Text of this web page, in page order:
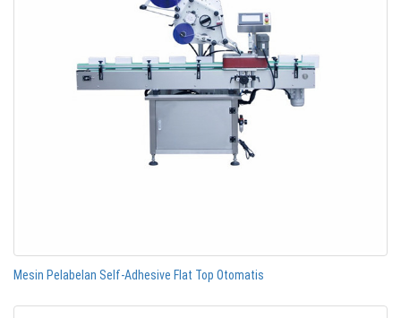
Mesin Pelabelan Self-Adhesive Flat Top Otomatis